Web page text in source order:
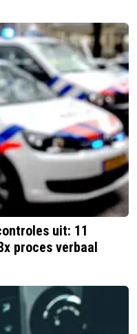
uit: 11
proces verbaal